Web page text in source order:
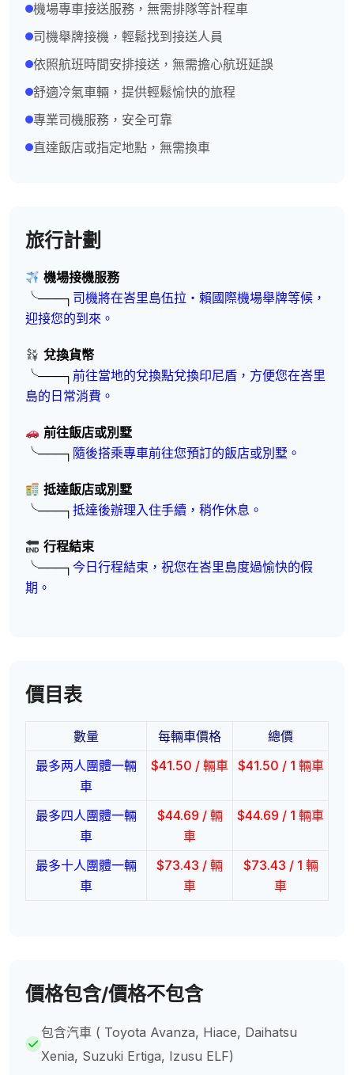
機場專車接送服務，無需排隊等計程車
司機舉牌接機，輕鬆找到接送人員
依照航班時間安排接送，無需擔心航班延誤
舒適冷氣車輛，提供輕鬆愉快的旅程
專業司機服務，安全可靠
直達飯店或指定地點，無需換車
旅行計劃
機場接機服務
╰───┐ 司機將在峇里島伍拉・賴國際機場舉牌等候，
迎接您的到來。
兌換貨幣
╰───┐ 前往當地的兌換點兌換印尼盾，方便您在峇里
島的日常消費。
前往飯店或別墅
╰───┐ 隨後搭乘專車前往您預訂的飯店或別墅。
抵達飯店或別墅
╰───┐ 抵達後辦理入住手續，稍作休息。
行程結束
╰───┐ 今日行程結束，祝您在峇里島度過愉快的假
期。
價目表
數量 每輛車價格
總價
最多两人團體一輛
車
$41.50 / 輛車 $41.50 / 1 輛車
最多四人團體一輛
車
$44.69 / 輛
車
$44.69 / 1 輛車
最多十人團體一輛
車
$73.43 / 輛
車
$73.43 / 1 輛
車
價格包含/價格不包含
包含汽車 ( Toyota Avanza, Hiace, Daihatsu
Xenia, Suzuki Ertiga, Izusu ELF)